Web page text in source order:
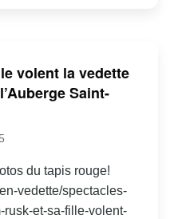
volent la vedette
Saint-
du tapis rouge!
vedette/spectacles-
et-sa-fille-volent-